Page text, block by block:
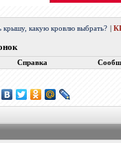
какую кровлю выбрать?
Справка